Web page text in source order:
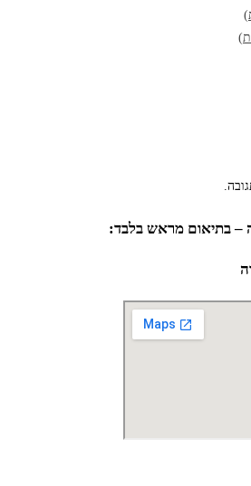
)
)
– בתיאום מראש בלבד: